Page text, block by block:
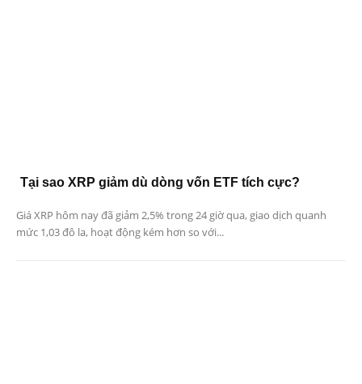
Tại sao XRP giảm dù dòng vốn ETF tích cực?
Giá XRP hôm nay đã giảm 2,5% trong 24 giờ qua, giao dịch quanh
mức 1,03 đô la, hoạt động kém hơn so với...